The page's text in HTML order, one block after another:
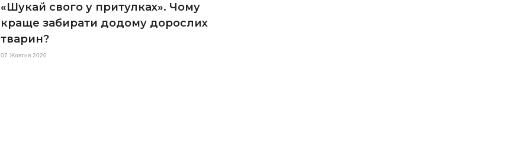
«Шукай свого у притулках». Чому
краще забирати додому дорослих
тварин?
07 Жовтня 2020